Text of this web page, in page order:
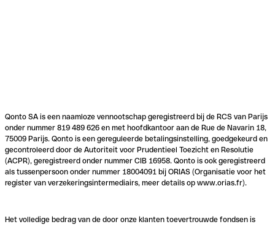
Qonto SA is een naamloze vennootschap geregistreerd bij de RCS van Parijs
onder nummer 819 489 626 en met hoofdkantoor aan de Rue de Navarin 18,
75009 Parijs. Qonto is een gereguleerde betalingsinstelling, goedgekeurd en
gecontroleerd door de Autoriteit voor Prudentieel Toezicht en Resolutie
(ACPR), geregistreerd onder nummer CIB 16958. Qonto is ook geregistreerd
als tussenpersoon onder nummer 18004091 bij ORIAS (Organisatie voor het
register van verzekeringsintermediairs, meer details op www.orias.fr).
Het volledige bedrag van de door onze klanten toevertrouwde fondsen is